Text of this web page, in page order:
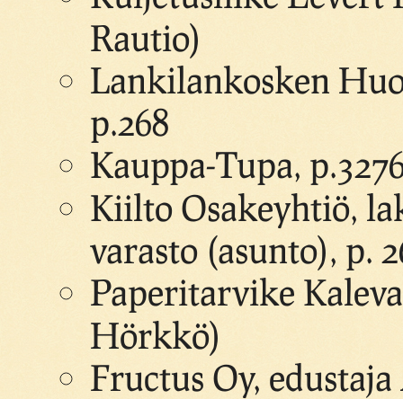
Rautio)
Lankilankosken
p.268
Kauppa-Tupa,
Kiilto Osakeyhtiö,
varasto (asunto), p.
Paperitarvike
Hörkkö)
Fructus Oy,